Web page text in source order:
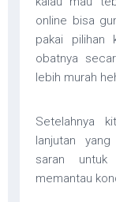
online bisa
pakai pilihan
obatnya
lebih murah
Setelahnya
lanjutan
saran
memantau